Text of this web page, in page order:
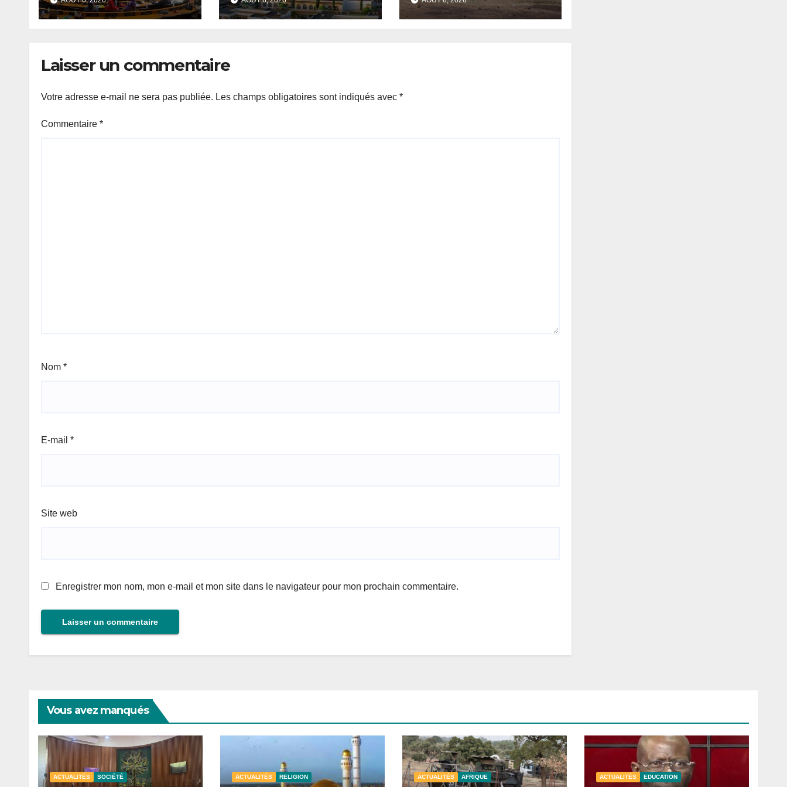
extraordinaire
convoquée le 10
d’enquête à l’ordre
signe de l’unité et
du Tawhid.
des civils après une
attaque jihadiste.
Laisser un commentaire
Votre adresse e-mail ne sera pas publiée. Les champs obligatoires sont indiqués avec *
Commentaire *
Nom *
E-mail *
Site web
Enregistrer mon nom, mon e-mail et mon site dans le navigateur pour mon prochain commentaire.
Vous avez manqués
ACTUALITÉS SOCIÉTÉ ACTUALITÉS RELIGION ACTUALITÉS AFRIQUE ACTUALITÉS EDUCATION